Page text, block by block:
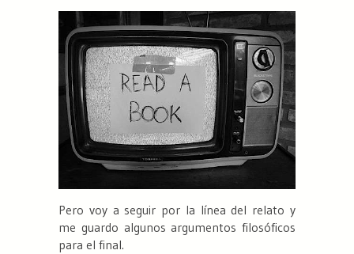
Pero voy a seguir por la línea del relato y
me guardo algunos argumentos filosóficos
para el final.